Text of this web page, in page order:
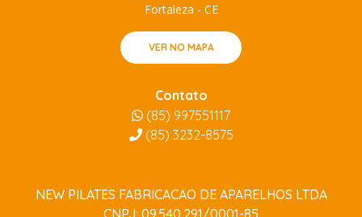
Fortaleza - CE
VER NO MAPA
Contato
(85) 997551117
(85) 3232-8575
NEW PILATES FABRICACAO DE APARELHOS LTDA
CNPJ: 09.540.291/0001-85